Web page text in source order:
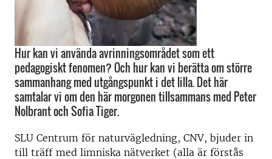
Hur kan vi använda avrinningsområdet som ett
pedagogiskt fenomen? Och hur kan vi berätta om större
sammanhang med utgångspunkt i det lilla. Det här
samtalar vi om den här morgonen tillsammans med Peter
Nolbrant och Sofia Tiger.
SLU Centrum för naturvägledning, CNV, bjuder in
till träff med limniska nätverket (alla är förstås